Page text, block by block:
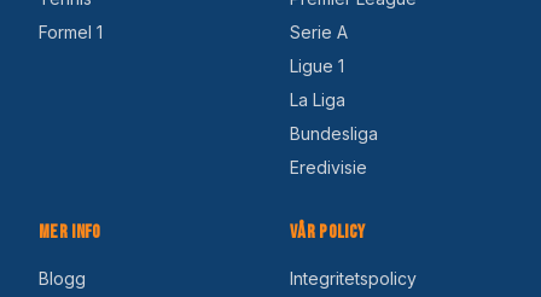
Formel 1
Serie A
Ligue 1
La Liga
Bundesliga
Eredivisie
Mer Info
Blogg
Vår Policy
Integritetspolicy